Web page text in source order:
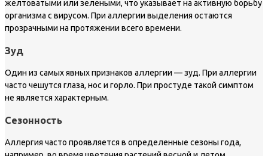
желтоватыми или зелеными, что указывает на активную борьбу
организма с вирусом. При аллергии выделения остаются
прозрачными на протяжении всего времени.
Зуд
Один из самых явных признаков аллергии — зуд. При аллергии
часто чешутся глаза, нос и горло. При простуде такой симптом
не является характерным.
Сезонность
Аллергия часто проявляется в определенные сезоны года,